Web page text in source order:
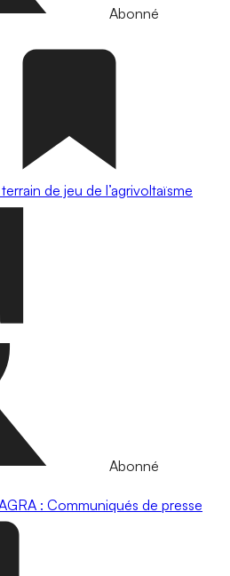
Abonné
de jeu de l’agrivoltaïsme
Abonné
: Communiqués de presse